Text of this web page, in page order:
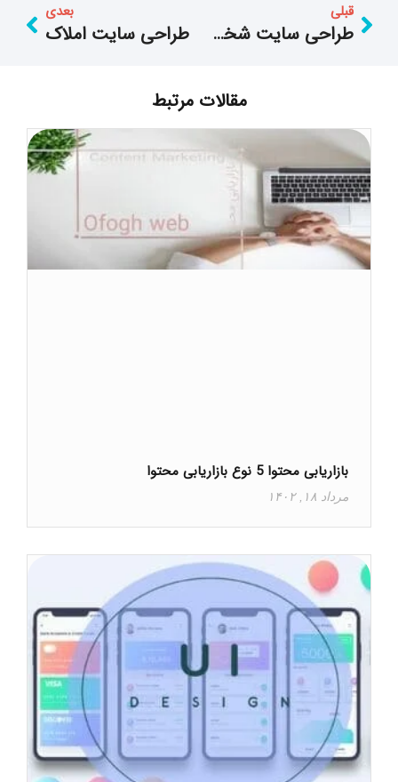
قبلی
طراحی سایت شخصی
بعدی
طراحی سایت املاک
مقالات مرتبط
بازاریابی محتوا 5 نوع بازاریابی محتوا
مرداد ۱۸, ۱۴۰۲